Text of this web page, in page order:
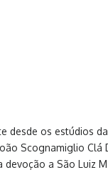
desde os estúdios
Scognamiglio Clá
a São Luiz